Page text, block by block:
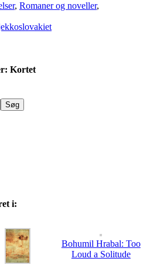
, Romaner og noveller,
Kortet
i:
Bohumil Hrabal: Too
Loud a Solitude